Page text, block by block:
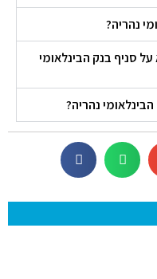
נהריה?
סניף בנק הבינלאומי
נהריה?